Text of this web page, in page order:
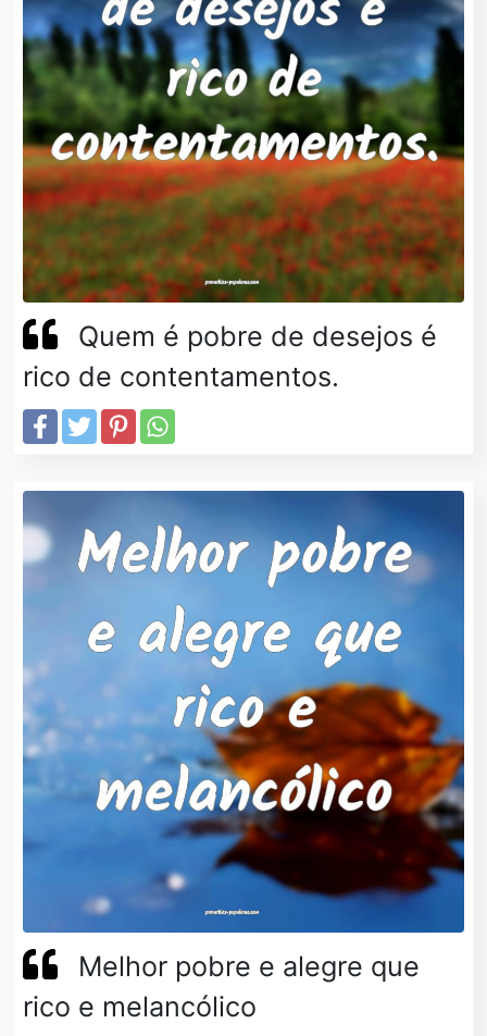
Quem é pobre de desejos é
rico de contentamentos.
Melhor pobre e alegre que
rico e melancólico